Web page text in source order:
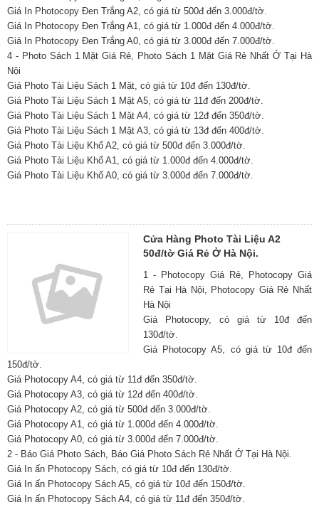
Giá In Photocopy Đen Trắng A2, có giá từ 500đ đến 3.000đ/tờ.
Giá In Photocopy Đen Trắng A1, có giá từ 1.000đ đến 4.000đ/tờ.
Giá In Photocopy Đen Trắng A0, có giá từ 3.000đ đến 7.000đ/tờ.
4 - Photo Sách 1 Mặt Giá Rẻ, Photo Sách 1 Mặt Giá Rẻ Nhất Ở Tại Hà
Nội
Giá Photo Tài Liệu Sách 1 Mặt, có giá từ 10đ đến 130đ/tờ.
Giá Photo Tài Liệu Sách 1 Mặt A5, có giá từ 11đ đến 200đ/tờ.
Giá Photo Tài Liệu Sách 1 Mặt A4, có giá từ 12đ đến 350đ/tờ.
Giá Photo Tài Liệu Sách 1 Mặt A3, có giá từ 13đ đến 400đ/tờ.
Giá Photo Tài Liệu Khổ A2, có giá từ 500đ đến 3.000đ/tờ.
Giá Photo Tài Liệu Khổ A1, có giá từ 1.000đ đến 4.000đ/tờ.
Giá Photo Tài Liệu Khổ A0, có giá từ 3.000đ đến 7.000đ/tờ.
Cửa Hàng Photo Tài Liệu A2
50đ/tờ Giá Rẻ Ở Hà Nội.
1 - Photocopy Giá Rẻ, Photocopy Giá
Rẻ Tại Hà Nội, Photocopy Giá Rẻ Nhất
Hà Nội
Giá Photocopy, có giá từ 10đ đến
130đ/tờ.
Giá Photocopy A5, có giá từ 10đ đến
150đ/tờ.
Giá Photocopy A4, có giá từ 11đ đến 350đ/tờ.
Giá Photocopy A3, có giá từ 12đ đến 400đ/tờ.
Giá Photocopy A2, có giá từ 500đ đến 3.000đ/tờ.
Giá Photocopy A1, có giá từ 1.000đ đến 4.000đ/tờ.
Giá Photocopy A0, có giá từ 3.000đ đến 7.000đ/tờ.
2 - Báo Giá Photo Sách, Báo Giá Photo Sách Rẻ Nhất Ở Tại Hà Nội.
Giá In ấn Photocopy Sách, có giá từ 10đ đến 130đ/tờ.
Giá In ấn Photocopy Sách A5, có giá từ 10đ đến 150đ/tờ.
Giá In ấn Photocopy Sách A4, có giá từ 11đ đến 350đ/tờ.